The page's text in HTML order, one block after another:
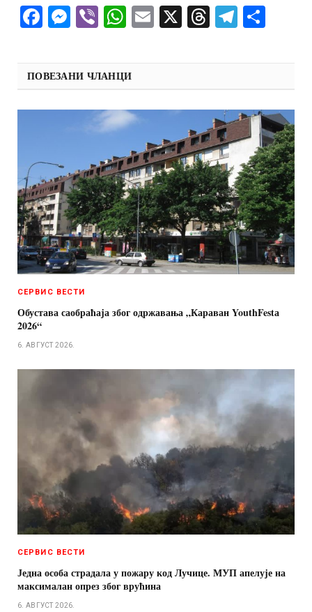
Facebook
Messenger
ViberWhatsApp
Email
X Threads
ПОВЕЗАНИ ЧЛАНЦИ
СЕРВИС ВЕСТИ
Обустава саобраћаја због одржавања „Караван YouthFestа
2026“
6. АВГУСТ 2026.
СЕРВИС ВЕСТИ
Једна особа страдала у пожару код Лучице. МУП апелује на
максималан опрез због врућина
6. АВГУСТ 2026.